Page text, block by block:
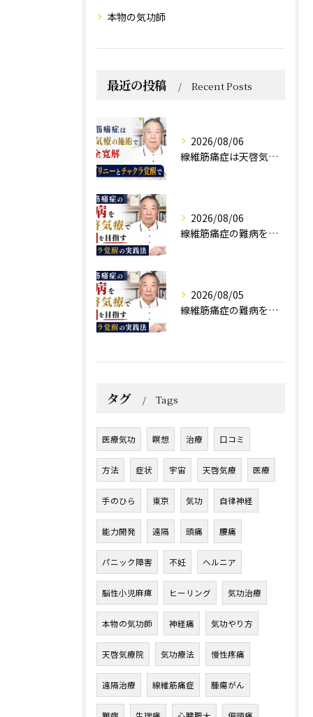
本物の気功師
最近の投稿 Recent Posts
2026/08/06
線維筋痛症は天啓気療の施術で完全寛解 クンダリニーとチャクラ覚醒で
2026/08/06
線維筋痛症の難病を天啓気療で寛解を目指すチャクラ覚醒の実践法
2026/08/05
線維筋痛症の難病を天啓気療で寛解を目指すチャクラ覚醒の実践法
タグ Tags
医療気功 瞑想 治療 口コミ
方法 症状 宇宙 天啓気療 医療
手のひら 東京 気功 自律神経
能力開発 遠隔 頭痛 腰痛
パニック障害 不妊 ヘルニア
脳性小児麻痺 ヒーリング 気功治療
本物の気功師 神経痛 気功やり方
天啓気療院 気功療法 慢性疼痛
遠隔治療 線維筋痛症 腫瘍がん